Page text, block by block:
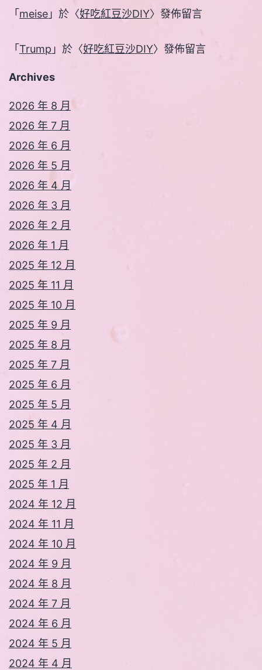
「meise 」於〈好吃紅豆沙DIY〉發佈留言
「Trump 」於〈好吃紅豆沙DIY〉發佈留言
Archives
2026 年 8 月
2026 年 7 月
2026 年 6 月
2026 年 5 月
2026 年 4 月
2026 年 3 月
2026 年 2 月
2026 年 1 月
2025 年 12 月
2025 年 11 月
2025 年 10 月
2025 年 9 月
2025 年 8 月
2025 年 7 月
2025 年 6 月
2025 年 5 月
2025 年 4 月
2025 年 3 月
2025 年 2 月
2025 年 1 月
2024 年 12 月
2024 年 11 月
2024 年 10 月
2024 年 9 月
2024 年 8 月
2024 年 7 月
2024 年 6 月
2024 年 5 月
2024 年 4 月